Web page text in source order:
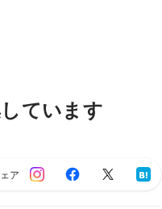
ています
ア